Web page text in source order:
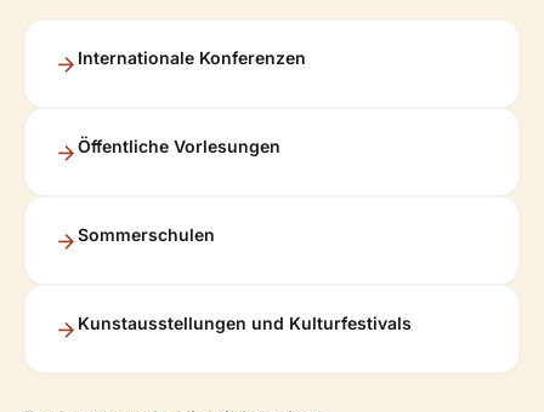
Internationale Konferenzen
Öffentliche Vorlesungen
Sommerschulen
Kunstausstellungen und Kulturfestivals